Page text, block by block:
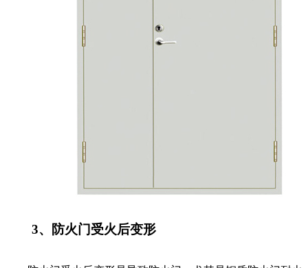
3、防火门受火后变形